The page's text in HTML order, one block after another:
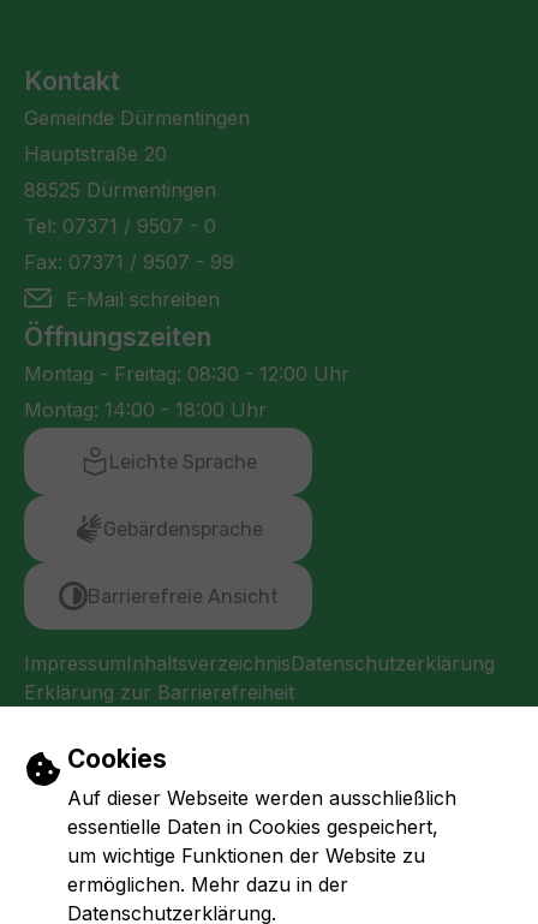
Einstellungen zu Cookies und
Cookies
Auf dieser Webseite werden ausschließlich
essentielle Daten in Cookies gespeichert,
um wichtige Funktionen der Website zu
ermöglichen. Mehr dazu in der
Datenschutzerklärung.
Kontakt
Gemeinde Dürmentingen
Hauptstraße 20
88525 Dürmentingen
Tel: 07371 / 9507 - 0
Fax: 07371 / 9507 - 99
E-Mail schreiben
Öffnungszeiten
Montag - Freitag: 08:30 - 12:00 Uhr
Montag: 14:00 - 18:00 Uhr
Leichte Sprache
Gebärdensprache
Barrierefreie Ansicht
ImpressumInhaltsverzeichnisDatenschutzerklärung
Erklärung zur Barrierefreiheit